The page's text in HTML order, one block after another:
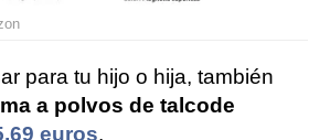
para tu hijo o hija, también
a polvos de talcode
euros.